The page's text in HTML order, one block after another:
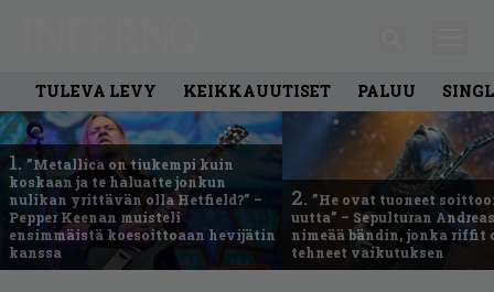
TULEVA LEVY KEIKKAUUTISET PALUU
1. ”Metallica on tiukempi kuin
koskaan ja te haluatte jonkun
nulikan yrittävän olla Hetfield?” –
Pepper Keenan muisteli
ensimmäistä koesoittoaan hevijätin
kanssa
2. ”He ovat tuoneet
uutta” – Sepulturan
nimeää bändin, jonka riffit
tehneet vaikutuksen